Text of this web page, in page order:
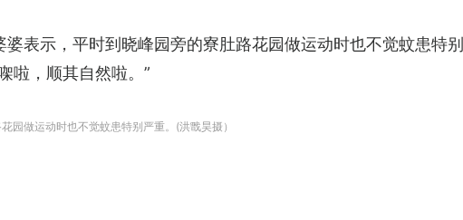
表示，平时到晓峰园旁的寮肚路花园做运动时也不觉蚊患特
啦，顺其自然啦。”
园做运动时也不觉蚊患特别严重。(洪戬昊摄）